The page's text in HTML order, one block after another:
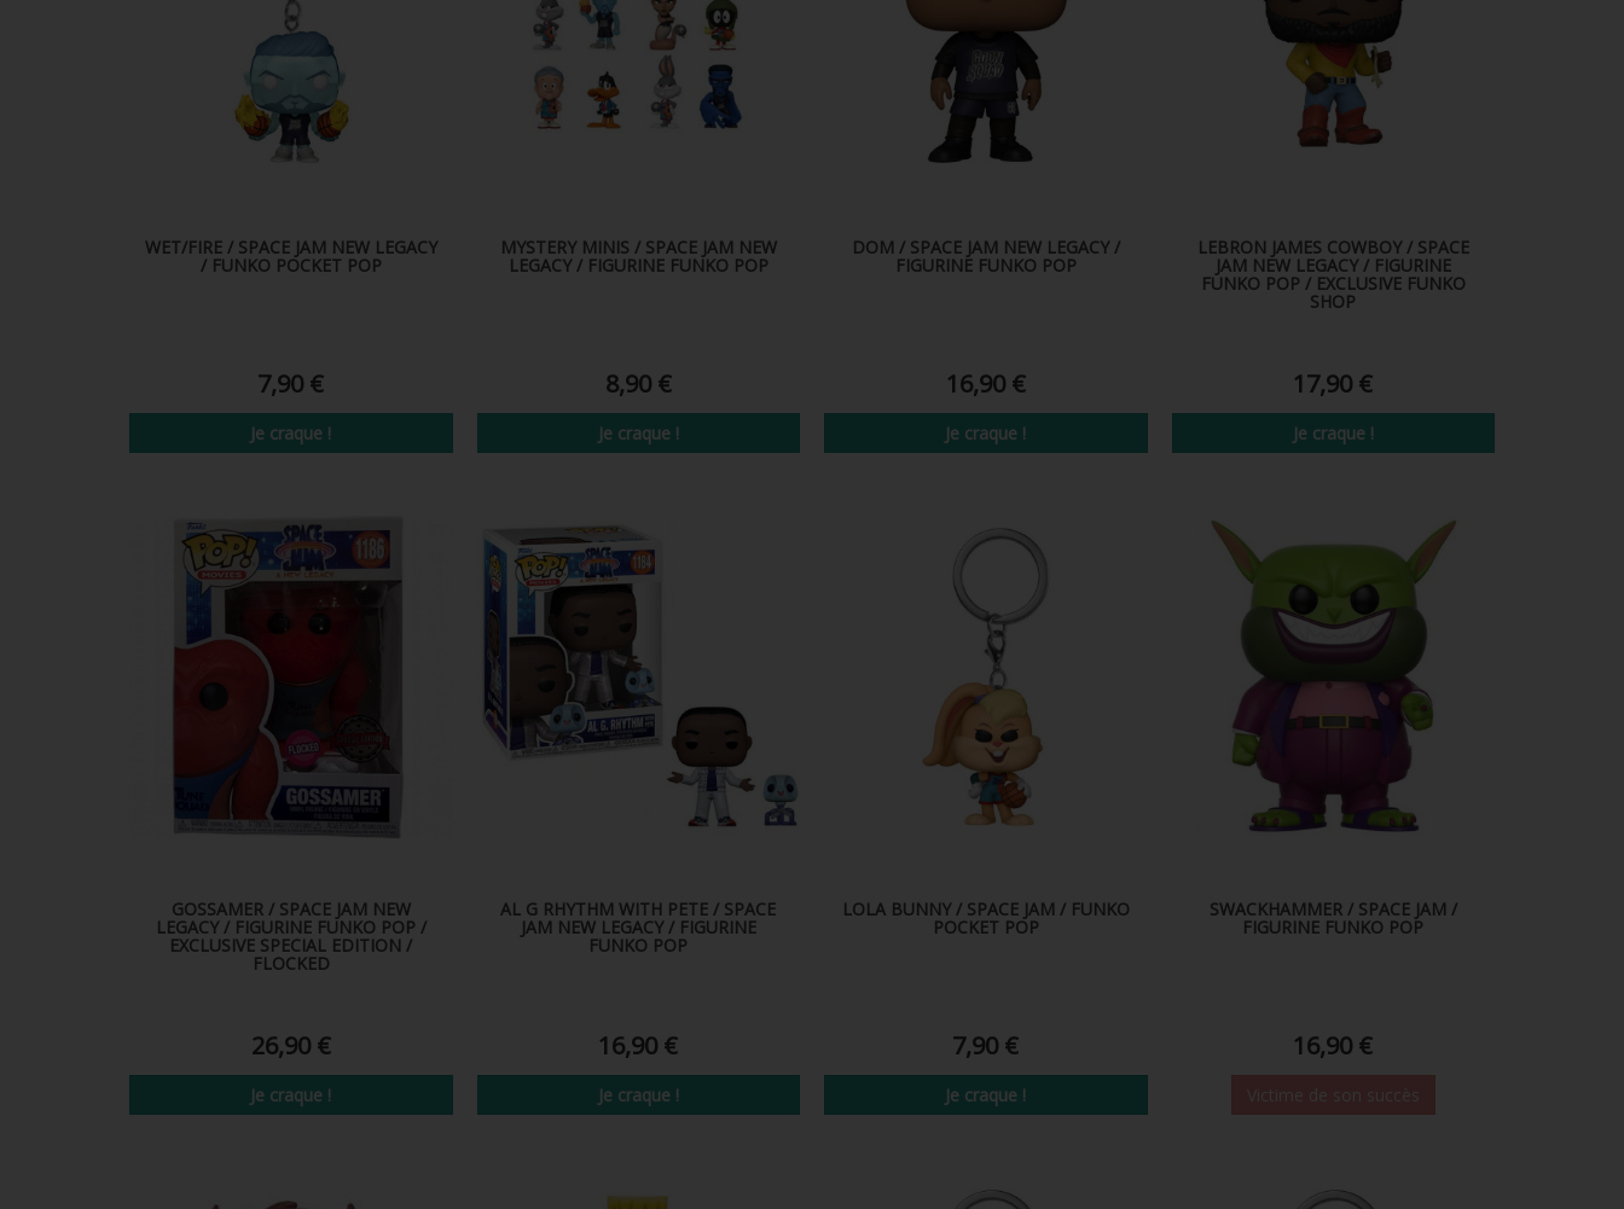
WET/FIRE / SPACE JAM NEW LEGACY
/ FUNKO POCKET POP
7,90 €
Je craque !
MYSTERY MINIS / SPACE JAM NEW
LEGACY / FIGURINE FUNKO POP
8,90 €
Je craque !
DOM / SPACE JAM NEW LEGACY /
FIGURINE FUNKO POP
16,90 €
Je craque !
LEBRON JAMES COWBOY / SPACE
JAM NEW LEGACY / FIGURINE
FUNKO POP / EXCLUSIVE FUNKO
SHOP
17,90 €
Je craque !
GOSSAMER / SPACE JAM NEW
LEGACY / FIGURINE FUNKO POP /
EXCLUSIVE SPECIAL EDITION /
FLOCKED
26,90 €
Je craque !
AL G RHYTHM WITH PETE / SPACE
JAM NEW LEGACY / FIGURINE
FUNKO POP
16,90 €
Je craque !
LOLA BUNNY / SPACE JAM / FUNKO
POCKET POP
7,90 €
Je craque !
SWACKHAMMER / SPACE JAM /
FIGURINE FUNKO POP
16,90 €